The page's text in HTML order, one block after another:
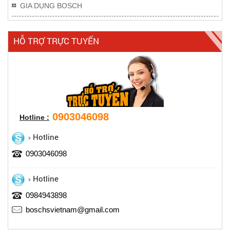
GIA DỤNG BOSCH
HỖ TRỢ TRỰC TUYẾN
Hotline : 0903046098
Hotline
0903046098
Hotline
0984943898
boschsvietnam@gmail.com